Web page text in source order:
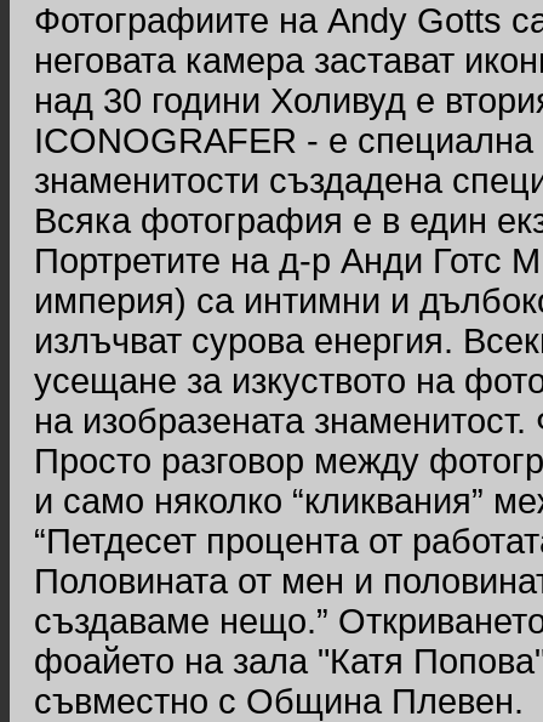
Фотографиите на Andy Gotts
неговата камера застават
над 30 години Холивуд е
ICONOGRAFER - е специална
знаменитости създадена
Всяка фотография е в един
Портретите на д-р Анди Готс
империя) са интимни и
излъчват сурова енергия.
усещане за изкуството на
на изобразената
Просто разговор между
и само няколко “кликвания”
“Петдесет процента от
Половината от мен и
създаваме нещо.”
фоайето на зала "Катя
съвместно с Община Плевен.